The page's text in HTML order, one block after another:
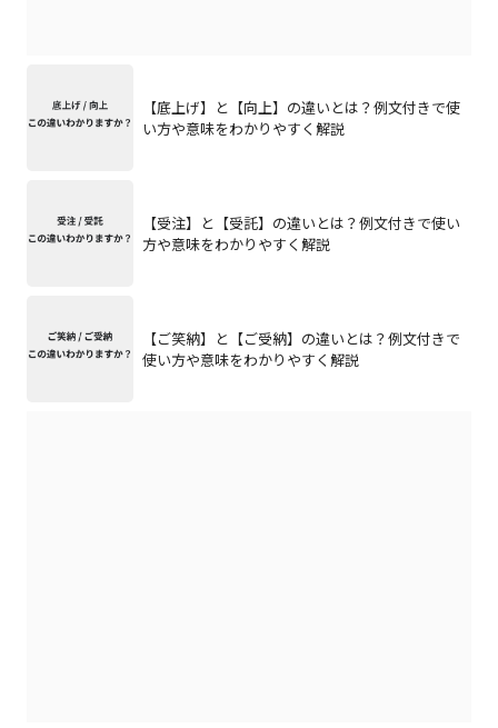
【底上げ】と【向上】の違いとは？例文付きで使
い方や意味をわかりやすく解説
【受注】と【受託】の違いとは？例文付きで使い
方や意味をわかりやすく解説
【ご笑納】と【ご受納】の違いとは？例文付きで
使い方や意味をわかりやすく解説